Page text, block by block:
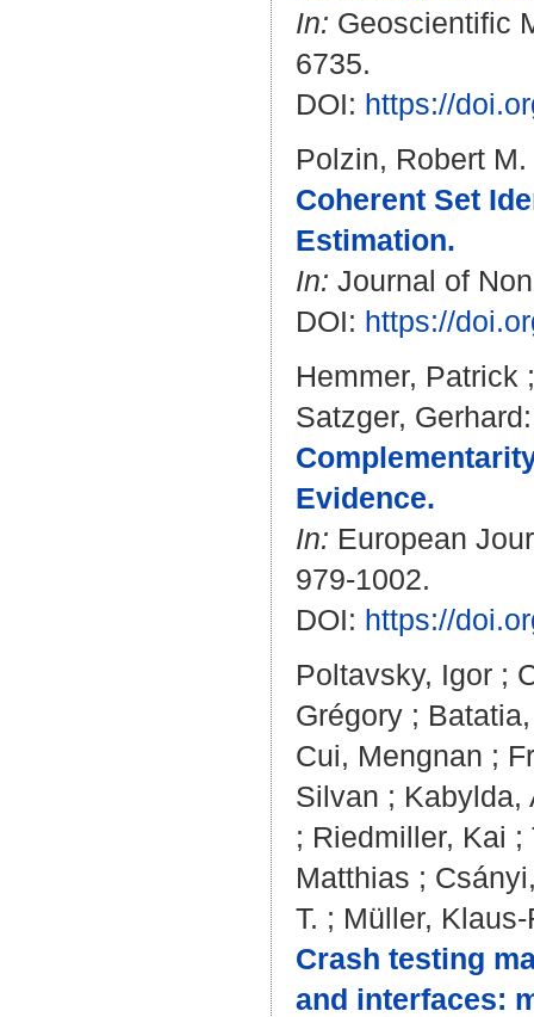
In: Geoscientific
6735.
DOI: https://
Polzin, Robert M.
Coherent Set
Estimation.
In: Journal of
DOI: https://
Hemmer, Patrick
Satzger, Gerhard:
Evidence.
In: European
979-1002.
DOI: https://
Poltavsky, Igor ;
Grégory ;
Cui, Mengnan ;
Silvan ; Kabylda,
; Riedmiller, Kai ;
Matthias ;
T. ; Müller,
Crash testing
and interfaces: